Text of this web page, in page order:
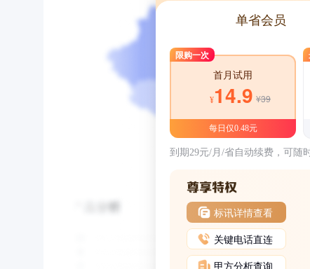
单省会员
限购一次
首月试用
¥14.9 ¥39
每日仅0.48元
到期29元/月/省自动续费，可随
标讯详情查看
关键电话直连
甲方分析查询